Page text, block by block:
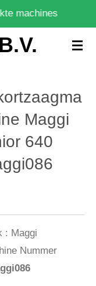
machines
Maggi
640
: Maggi
Nummer